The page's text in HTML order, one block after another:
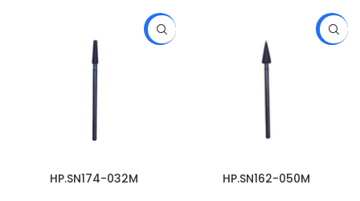
-20%
HP.SN162-050M
-20%
HP.SN174-032M